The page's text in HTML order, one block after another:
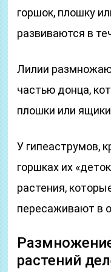
горшок, плошку
развиваются в
Лилии
частью донца,
плошки или
У гипеаструмов,
горшках их
растения,
пересаживают в
растений